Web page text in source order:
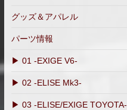
グッズ＆アパレル
パーツ情報
▶ 01 -EXIGE V6-
▶ 02 -ELISE Mk3-
▶ 03 -ELISE/EXIGE TOYOTA-